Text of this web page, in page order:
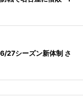
27シーズン新体制 さ